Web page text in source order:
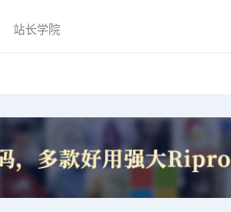
站长学院